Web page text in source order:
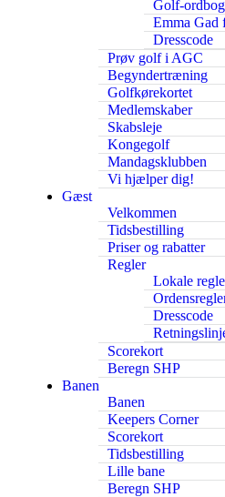
Golf-ordbog
Emma Gad
Dresscode
Prøv golf i AGC
Begyndertræning
Golfkørekortet
Medlemskaber
Skabsleje
Kongegolf
Mandagsklubben
Vi hjælper dig!
Gæst
Velkommen
Tidsbestilling
Priser og rabatter
Regler
Lokale
Dresscode
Scorekort
Beregn SHP
Banen
Banen
Keepers Corner
Scorekort
Tidsbestilling
Lille bane
Beregn SHP